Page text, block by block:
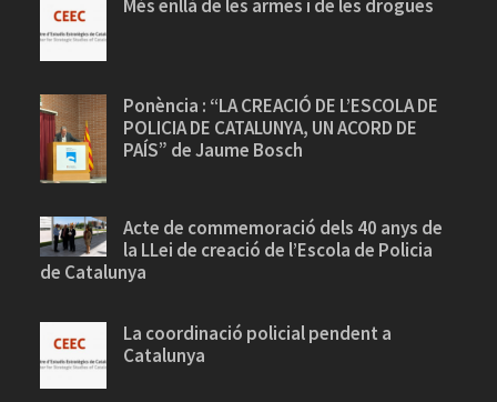
Més enllà de les armes i de les drogues
Ponència : “LA CREACIÓ DE L’ESCOLA DE
POLICIA DE CATALUNYA, UN ACORD DE
PAÍS” de Jaume Bosch
Acte de commemoració dels 40 anys de
la LLei de creació de l’Escola de Policia
de Catalunya
La coordinació policial pendent a
Catalunya